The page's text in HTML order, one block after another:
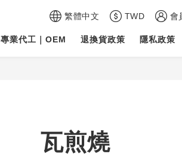
繁體中文 TWD 會
專業代工｜OEM 退換貨政策 隱私政策
瓦煎燒